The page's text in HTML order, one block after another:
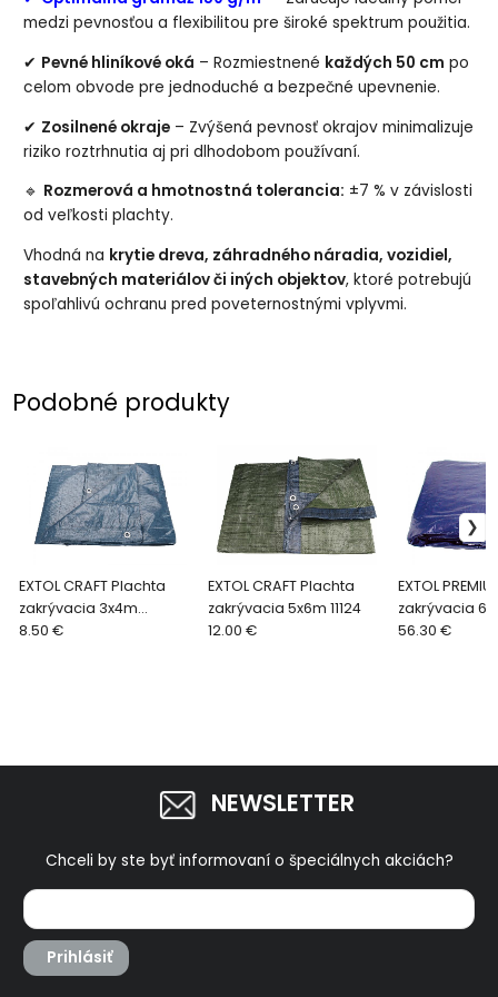
medzi pevnosťou a flexibilitou pre široké spektrum použitia.
✔ Pevné hliníkové oká – Rozmiestnené každých 50 cm po
celom obvode pre jednoduché a bezpečné upevnenie.
✔ Zosilnené okraje – Zvýšená pevnosť okrajov minimalizuje
riziko roztrhnutia aj pri dlhodobom používaní.
🔹 Rozmerová a hmotnostná tolerancia: ±7 % v závislosti
od veľkosti plachty.
Vhodná na krytie dreva, záhradného náradia, vozidiel,
stavebných materiálov či iných objektov, ktoré potrebujú
spoľahlivú ochranu pred poveternostnými vplyvmi.
Podobné produkty
EXTOL CRAFT Plachta
zakrývacia 3x4m
100g/m2 16123
8.50 €
EXTOL CRAFT Plachta
zakrývacia 5x6m 11124
12.00 €
EXTOL
zakrývacia
150g/m2 14105
56.30 €
NEWSLETTER
Chceli by ste byť informovaní o špeciálnych akciách?
Prihlásiť